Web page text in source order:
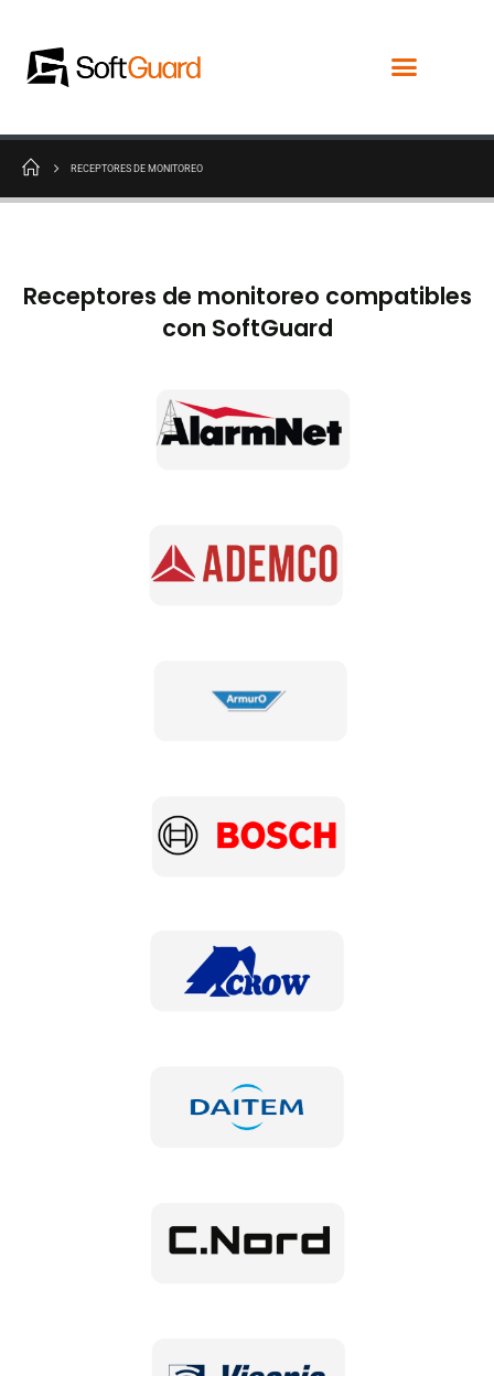
RECEPTORES DE MONITOREO
Receptores de monitoreo compatibles
con SoftGuard